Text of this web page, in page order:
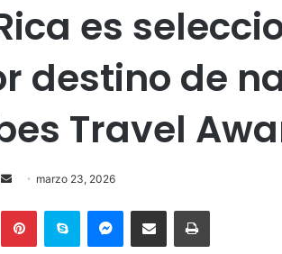
es
destino de
Travel
Send
email
marzo 23, 2026
PinterestSkype MessengerCompartir por correo electrónicoImprimir